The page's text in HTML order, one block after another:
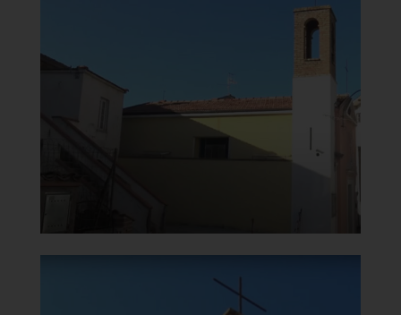
Chiesa della Beata Vergine del
Clicca per ingrandire
Chiesa della Beata Vergine del